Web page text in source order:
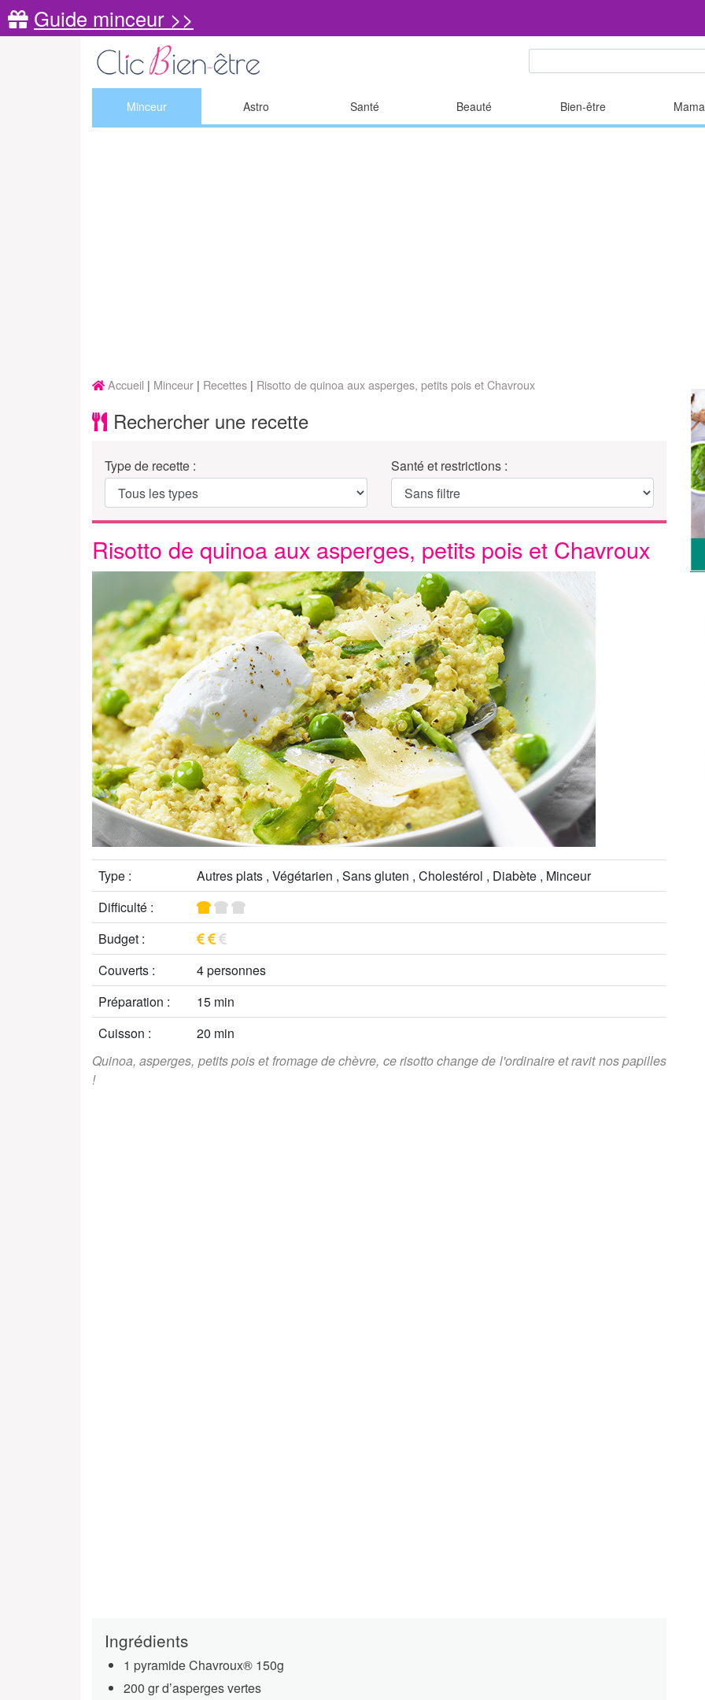
Guide minceur >>
Minceur Astro Santé Beauté Bien-être
Accueil Minceur Recettes Risotto de quinoa aux asperges, petits pois et Chavroux
Rechercher une recette
Type de recette : Santé et restrictions :
Risotto de quinoa aux asperges, petits pois et Chavroux
Type :
Autres plats , Végétarien , Sans gluten , Cholestérol , Diabète , Minceur
Difficulté :
Budget :
Couverts :
4 personnes
Préparation :
15 min
Cuisson :
20 min
Quinoa, asperges, petits pois et fromage de chèvre, ce risotto change de l'ordinaire et ravit nos papilles
!
Ingrédients
1 pyramide Chavroux® 150g
200 gr d’asperges vertes